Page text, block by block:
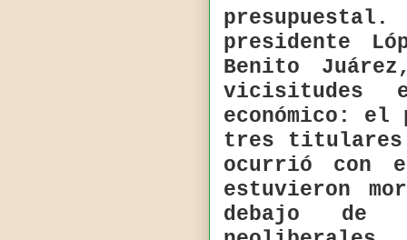
presupuestal.
presidente
Benito
vicisitudes
económico: el
tres titulares
ocurrió con
estuvieron
debajo